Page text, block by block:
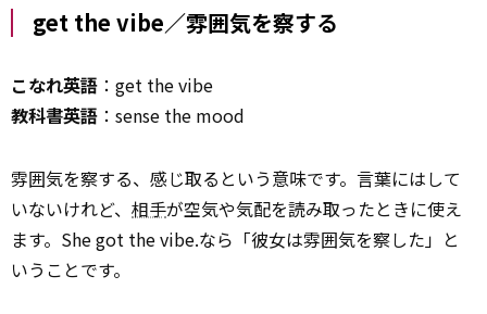
get the vibe／雰囲気を察する
こなれ英語 ：get the vibe
教科書英語 ：sense the mood
雰囲気を察する、感じ取るという意味です。言葉にはして
いないけれど、 相手が空気や気配を読み取ったときに使え
ます。She got the vibe.なら「彼女は雰囲気を察した」と
いうことです。